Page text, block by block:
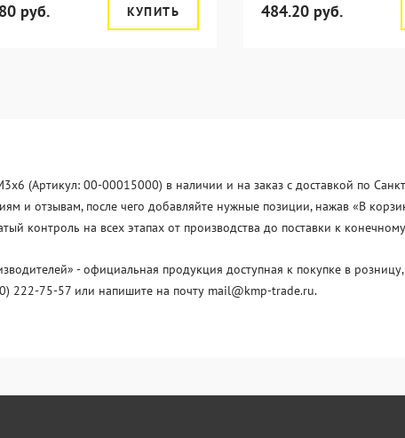
руб. КУПИТЬ 484.20 руб.
(Артикул: 00-00015000) в наличии и на заказ с доставкой по
и отзывам, после чего добавляйте нужные позиции, нажав «В
контроль на всех этапах от производства до поставки к
- официальная продукция доступная к покупке в
222-75-57 или напишите на почту mail@kmp-trade.ru.